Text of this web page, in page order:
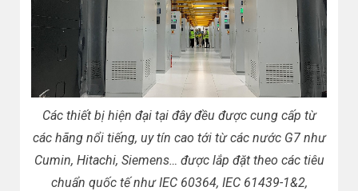
Các thiết bị hiện đại tại đây đều được cung cấp từ
các hãng nổi tiếng, uy tín cao tới từ các nước G7 như
Cumin, Hitachi, Siemens… được lắp đặt theo các tiêu
chuẩn quốc tế như IEC 60364, IEC 61439-1&2,